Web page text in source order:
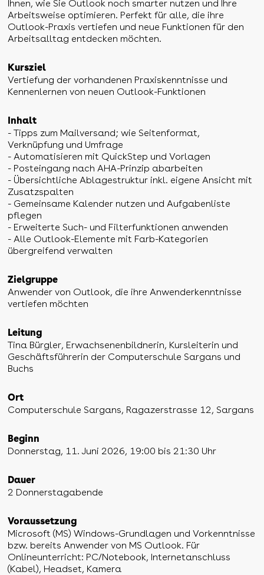
Ihnen, wie Sie Outlook noch smarter nutzen und Ihre
Arbeitsweise optimieren. Perfekt für alle, die ihre
Outlook-Praxis vertiefen und neue Funktionen für den
Arbeitsalltag entdecken möchten.
Kursziel
Vertiefung der vorhandenen Praxiskenntnisse und
Kennenlernen von neuen Outlook-Funktionen
Inhalt
- Tipps zum Mailversand; wie Seitenformat,
Verknüpfung und Umfrage
- Automatisieren mit QuickStep und Vorlagen
- Posteingang nach AHA-Prinzip abarbeiten
- Übersichtliche Ablagestruktur inkl. eigene Ansicht mit
Zusatzspalten
- Gemeinsame Kalender nutzen und Aufgabenliste
pflegen
- Erweiterte Such- und Filterfunktionen anwenden
- Alle Outlook-Elemente mit Farb-Kategorien
übergreifend verwalten
Zielgruppe
Anwender von Outlook, die ihre Anwenderkenntnisse
vertiefen möchten
Leitung
Tina Bürgler, Erwachsenenbildnerin, Kursleiterin und
Geschäftsführerin der Computerschule Sargans und
Buchs
Ort
Computerschule Sargans, Ragazerstrasse 12, Sargans
Beginn
Donnerstag, 11. Juni 2026, 19:00 bis 21:30 Uhr
Dauer
2 Donnerstagabende
Voraussetzung
Microsoft (MS) Windows-Grundlagen und Vorkenntnisse
bzw. bereits Anwender von MS Outlook. Für
Onlineunterricht: PC/Notebook, Internetanschluss
(Kabel), Headset, Kamera